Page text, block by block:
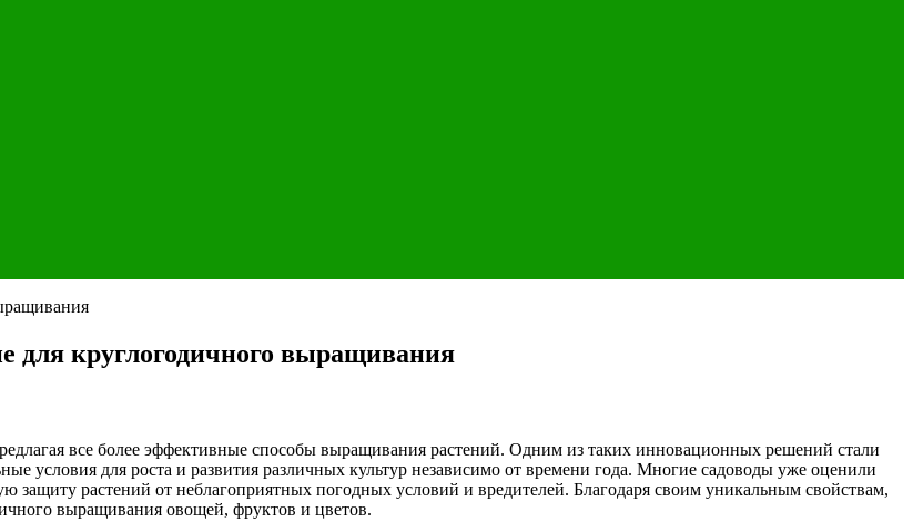
для круглогодичного выращивания
все более эффективные способы выращивания растений. Одним из таких инновационных решений стали
условия для роста и развития различных культур независимо от времени года. Многие садоводы уже оценили
защиту растений от неблагоприятных погодных условий и вредителей. Благодаря своим уникальным свойствам,
выращивания овощей, фруктов и цветов.